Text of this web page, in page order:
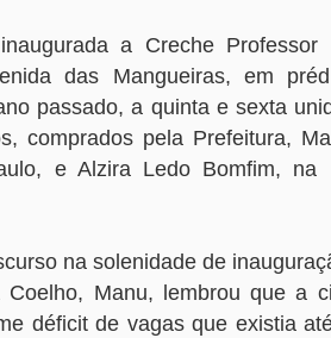
a Creche Professor
das Mangueiras, em
passado, a quinta e sexta
comprados pela Prefeitura,
e Alzira Ledo Bomfim, na
na solenidade de
Coelho, Manu, lembrou que a
déficit de vagas que existia